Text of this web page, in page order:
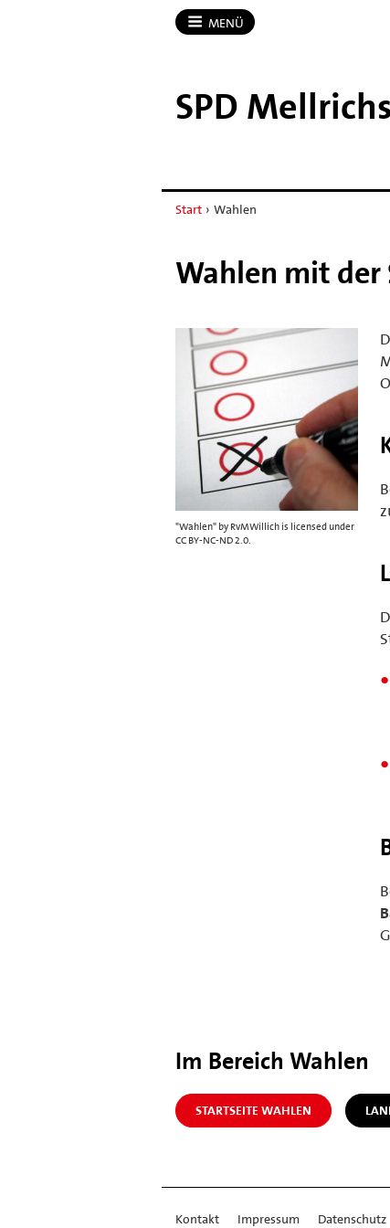
MENÜ
SPD
Start › Wahlen
Wahlen mit
"Wahlen" by RvMWillich is licensed under
CC BY-NC-ND 2.0.
Im Bereich Wahlen
STARTSEITE WAHLEN
Kontakt Impressum Datenschutz